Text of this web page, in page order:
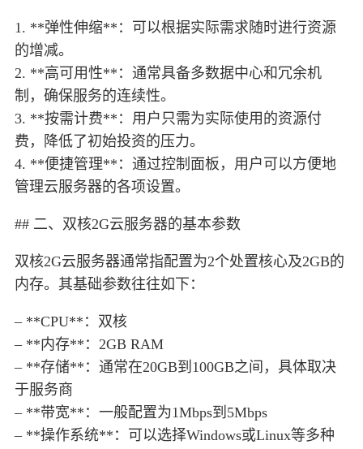
1. **弹性伸缩**：可以根据实际需求随时进行资源
的增减。
2. **高可用性**：通常具备多数据中心和冗余机
制，确保服务的连续性。
3. **按需计费**：用户只需为实际使用的资源付
费，降低了初始投资的压力。
4. **便捷管理**：通过控制面板，用户可以方便地
管理云服务器的各项设置。
## 二、双核2G云服务器的基本参数
双核2G云服务器通常指配置为2个处置核心及2GB的
内存。其基础参数往往如下：
– **CPU**：双核
– **内存**：2GB RAM
– **存储**：通常在20GB到100GB之间，具体取决
于服务商
– **带宽**：一般配置为1Mbps到5Mbps
– **操作系统**：可以选择Windows或Linux等多种